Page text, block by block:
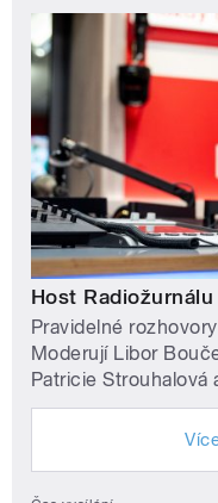
Host Radiožurnálu
Pravidelné
Moderují Libor
Patricie Strouhalová